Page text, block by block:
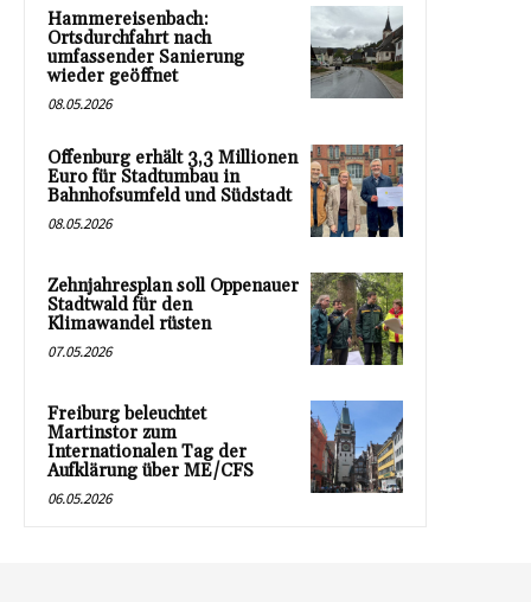
Hammereisenbach:
Ortsdurchfahrt nach
umfassender Sanierung
wieder geöffnet
08.05.2026
Offenburg erhält 3,3 Millionen
Euro für Stadtumbau in
Bahnhofsumfeld und Südstadt
08.05.2026
Zehnjahresplan soll Oppenauer
Stadtwald für den
Klimawandel rüsten
07.05.2026
Freiburg beleuchtet
Martinstor zum
Internationalen Tag der
Aufklärung über ME/CFS
06.05.2026